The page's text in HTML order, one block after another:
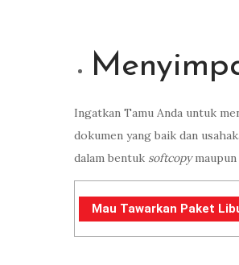
Ingatkan Tamu Anda untuk
dokumen yang baik dan
dalam bentuk softcopymaupun
Mau Tawarkan Paket